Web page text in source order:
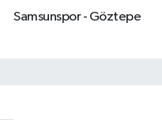
Samsunspor - Göztepe